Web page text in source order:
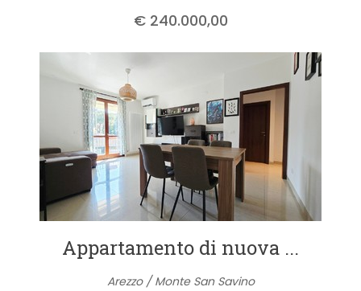
€ 240.000,00
Appartamento di nuova ...
Arezzo / Monte San Savino